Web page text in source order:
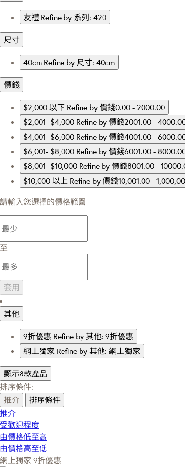
友禮 Refine by 系列: 420
尺寸
40cm Refine by 尺寸: 40cm
價錢
$2,000 以下 Refine by 價錢0.00 - 2000.00
$2,001- $4,000 Refine by 價錢2001.00 -
$4,001- $6,000 Refine by 價錢4001.00 -
$6,001- $8,000 Refine by 價錢6001.00 -
$8,001- $10,000 Refine by 價錢8001.00 -
$10,000 以上 Refine by 價錢10,001.00 -
請輸入您選擇的價格範圍
至
套用
其他
9折優惠 Refine by 其他: 9折優惠
網上獨家 Refine by 其他: 網上獨家
顯示8款產品
排序條件:
推介
排序條件
推介
受歡迎程度
由價格低至高
由價格高至低
網上獨家 9折優惠